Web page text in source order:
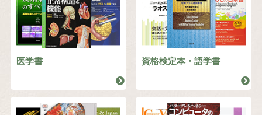
医学書 資格検定本・語学書